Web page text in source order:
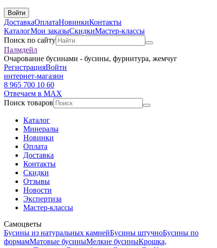
Войти
ДоставкаОплатаНовинкиКонтакты
КаталогМои заказыСкидкиМастер-классы
Поиск по сайту
Палмдейл
Очарование бусинами - бусины, фурнитура, жемчуг
РегистрацияВойти
интернет-магазин
8 965 700 10 60
Отвечаем в MAX
Поиск товаров
Каталог
Минералы
Новинки
Оплата
Доставка
Контакты
Скидки
Отзывы
Новости
Экспертиза
Мастер-классы
Самоцветы
Бусины из натуральных камнейБусины штучноБусины по
формамМатовые бусиныМелкие бусиныКрошка,